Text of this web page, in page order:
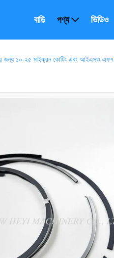
বাড়ি পণ্য ভিডিও
জন্য ১০-২৫ মাইক্রন কোটিং এবং আইএসও এফ৭